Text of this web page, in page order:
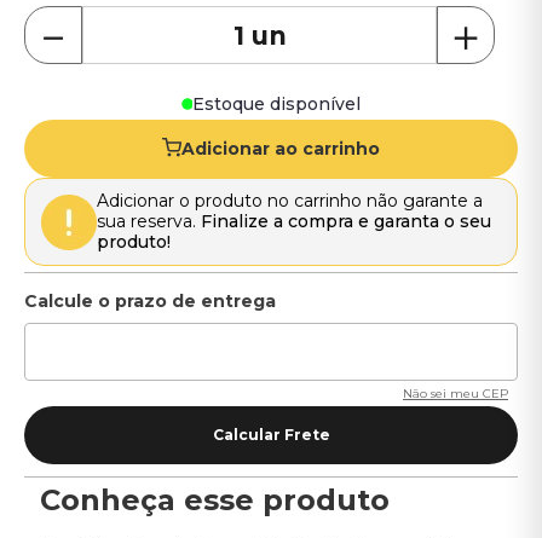
＋
－
Estoque disponível
Adicionar ao carrinho
Adicionar o produto no carrinho não garante a
sua reserva. Finalize a compra e garanta o seu
produto!
Não sei meu CEP
Conheça esse produto